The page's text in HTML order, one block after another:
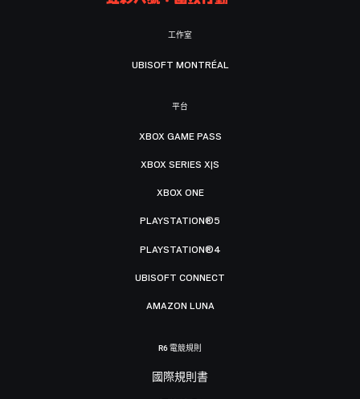
工作室
UBISOFT MONTRÉAL
平台
XBOX GAME PASS
XBOX SERIES X|S
XBOX ONE
PLAYSTATION®5
PLAYSTATION®4
UBISOFT CONNECT
AMAZON LUNA
R6 電競規則
國際規則書